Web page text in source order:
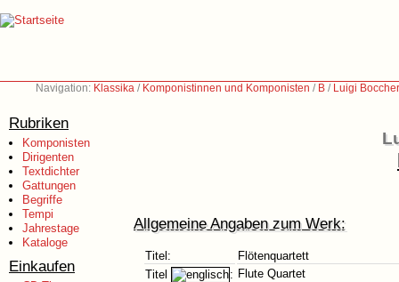
Navigation: Klassika / Komponistinnen und Komponisten / B / Luigi
Rubriken
Komponisten
Dirigenten
Textdichter
Gattungen
Begriffe
Tempi
Jahrestage
Kataloge
Einkaufen
Allgemeine Angaben zum Werk:
Titel:
Flötenquartett
Titel
: Flute Quartet